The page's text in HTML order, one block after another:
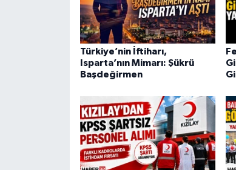
Türkiye’nin İftiharı,
Isparta’nın Mimarı: Şükrü
Başdeğirmen